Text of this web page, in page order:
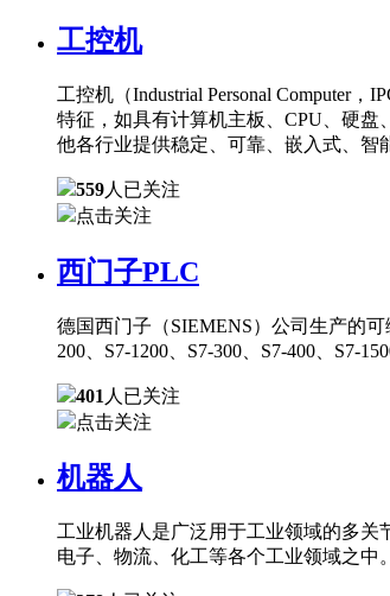
工控机
工控机（Industrial Personal Computer
特征，如具有计算机主板、CPU、硬
他各行业提供稳定、可靠、嵌入式、智
559人已关注
点击关注
西门子PLC
德国西门子（SIEMENS）公司生产的
200、S7-1200、S7-300、S7-400、S7-
401 人已关注
点击关注
机器人
工业机器人是广泛用于工业领域的多
电子、物流、化工等各个工业领域之中。